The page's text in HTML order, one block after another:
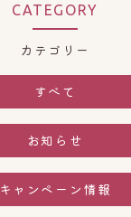
CATEGORY
カテゴリー
すべて
お知らせ
キャンペーン情報